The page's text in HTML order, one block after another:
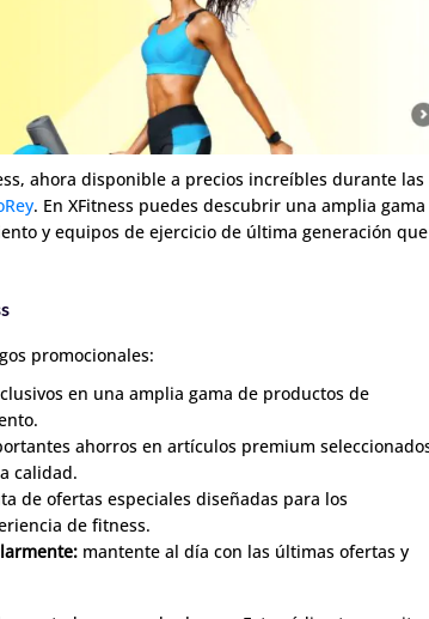
ahora disponible a precios increíbles durante las
. En XFitness puedes descubrir una amplia
y equipos de ejercicio de última generación que
promocionales:
en una amplia gama de productos de
ahorros en artículos premium
calidad.
de ofertas especiales diseñadas para los
de fitness.
mantente al día con las últimas ofertas y